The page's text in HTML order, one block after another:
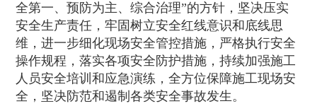
全第一、预防为主、综合治理”的方针，坚决压实
安全生产责任，牢固树立安全红线意识和底线思
维，进一步细化现场安全管控措施，严格执行安全
操作规程，落实各项安全防护措施，持续加强施工
人员安全培训和应急演练，全方位保障施工现场安
全，坚决防范和遏制各类安全事故发生。